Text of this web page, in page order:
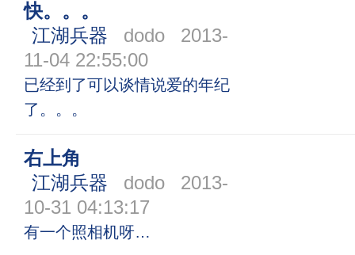
快。。。
江湖兵器
dodo
2013-
11-04 22:55:00
已经到了可以谈情说爱的年纪
了。。。
右上角
江湖兵器
dodo
2013-
10-31 04:13:17
有一个照相机呀…